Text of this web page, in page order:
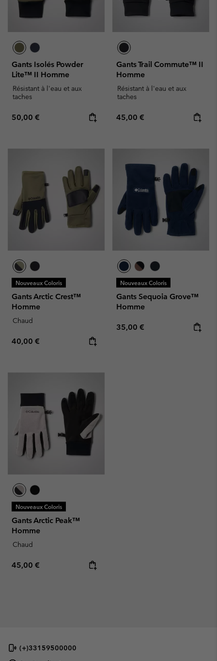
Gants Isolés Powder
Lite™ II Homme
Résistant à l'eau et aux
taches
Regular price:
50,00 €
Gants Trail Commute™ II
Homme
Résistant à l'eau et aux
taches
Regular price:
45,00 €
Nouveaux Coloris
Gants Arctic Crest™
Homme
Chaud
Regular price:
40,00 €
Nouveaux Coloris
Gants Sequoia Grove™
Homme
Regular price:
35,00 €
Nouveaux Coloris
Gants Arctic Peak™
Homme
Chaud
Regular price:
45,00 €
(+)33159500000